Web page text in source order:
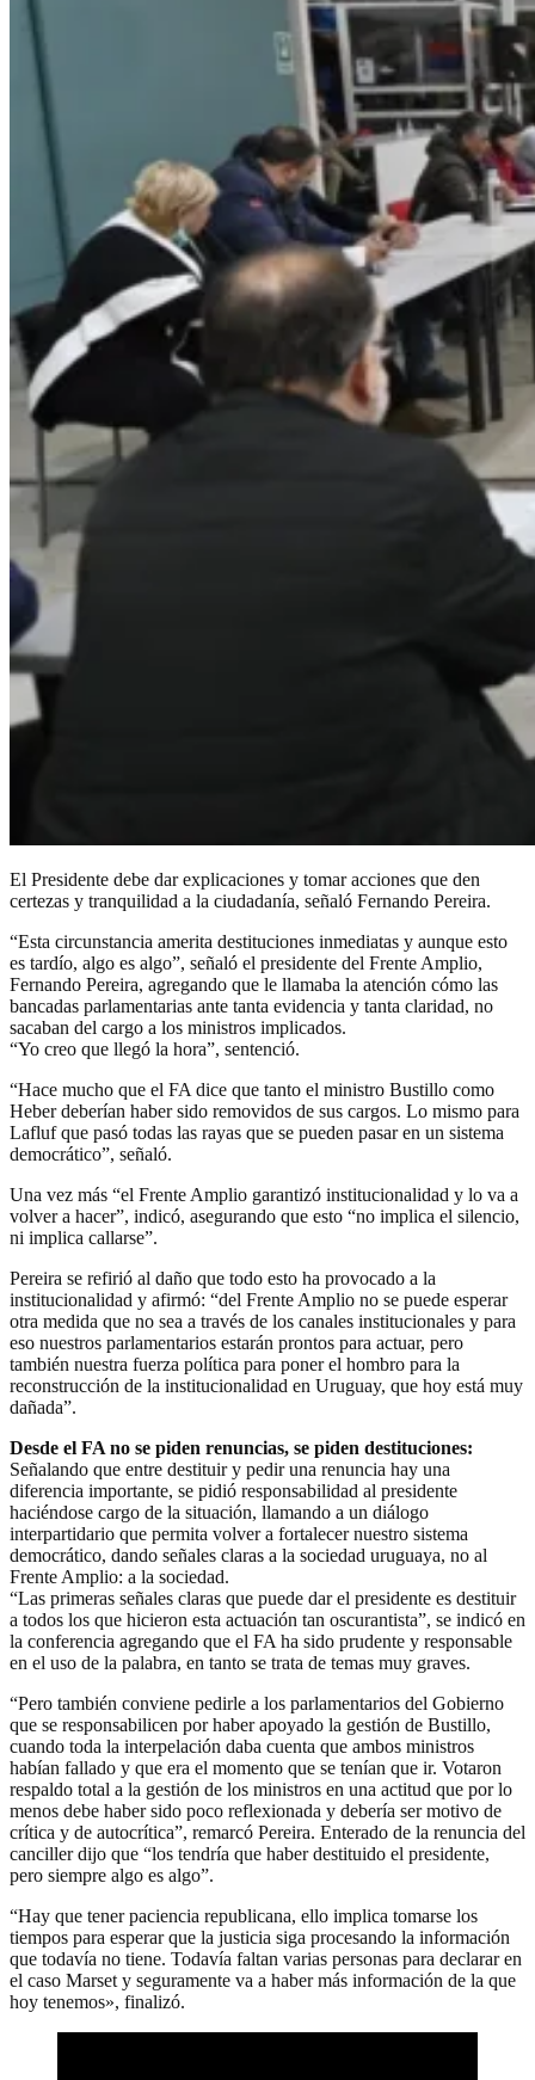
El Presidente debe dar explicaciones y tomar acciones que den
certezas y tranquilidad a la ciudadanía, señaló Fernando Pereira.
“Esta circunstancia amerita destituciones inmediatas y aunque esto
es tardío, algo es algo”, señaló el presidente del Frente Amplio,
Fernando Pereira, agregando que le llamaba la atención cómo las
bancadas parlamentarias ante tanta evidencia y tanta claridad, no
sacaban del cargo a los ministros implicados.
“Yo creo que llegó la hora”, sentenció.
“Hace mucho que el FA dice que tanto el ministro Bustillo como
Heber deberían haber sido removidos de sus cargos. Lo mismo para
Lafluf que pasó todas las rayas que se pueden pasar en un sistema
democrático”, señaló.
Una vez más “el Frente Amplio garantizó institucionalidad y lo va a
volver a hacer”, indicó, asegurando que esto “no implica el silencio,
ni implica callarse”.
Pereira se refirió al daño que todo esto ha provocado a la
institucionalidad y afirmó: “del Frente Amplio no se puede esperar
otra medida que no sea a través de los canales institucionales y para
eso nuestros parlamentarios estarán prontos para actuar, pero
también nuestra fuerza política para poner el hombro para la
reconstrucción de la institucionalidad en Uruguay, que hoy está muy
dañada”.
Desde el FA no se piden renuncias, se piden destituciones:
Señalando que entre destituir y pedir una renuncia hay una
diferencia importante, se pidió responsabilidad al presidente
haciéndose cargo de la situación, llamando a un diálogo
interpartidario que permita volver a fortalecer nuestro sistema
democrático, dando señales claras a la sociedad uruguaya, no al
Frente Amplio: a la sociedad.
“Las primeras señales claras que puede dar el presidente es destituir
a todos los que hicieron esta actuación tan oscurantista”, se indicó en
la conferencia agregando que el FA ha sido prudente y responsable
en el uso de la palabra, en tanto se trata de temas muy graves.
“Pero también conviene pedirle a los parlamentarios del Gobierno
que se responsabilicen por haber apoyado la gestión de Bustillo,
cuando toda la interpelación daba cuenta que ambos ministros
habían fallado y que era el momento que se tenían que ir. Votaron
respaldo total a la gestión de los ministros en una actitud que por lo
menos debe haber sido poco reflexionada y debería ser motivo de
crítica y de autocrítica”, remarcó Pereira. Enterado de la renuncia del
canciller dijo que “los tendría que haber destituido el presidente,
pero siempre algo es algo”.
“Hay que tener paciencia republicana, ello implica tomarse los
tiempos para esperar que la justicia siga procesando la información
que todavía no tiene. Todavía faltan varias personas para declarar en
el caso Marset y seguramente va a haber más información de la que
hoy tenemos», finalizó.